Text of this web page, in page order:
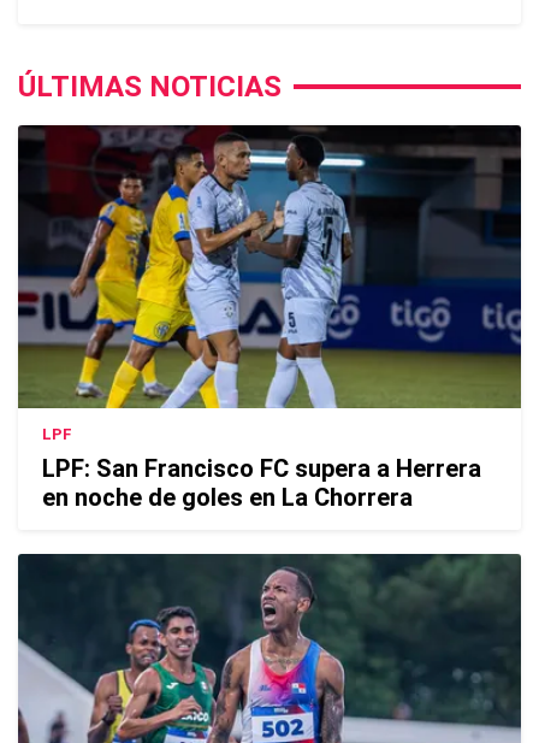
ÚLTIMAS NOTICIAS
LPF
LPF: San Francisco FC supera a Herrera
en noche de goles en La Chorrera